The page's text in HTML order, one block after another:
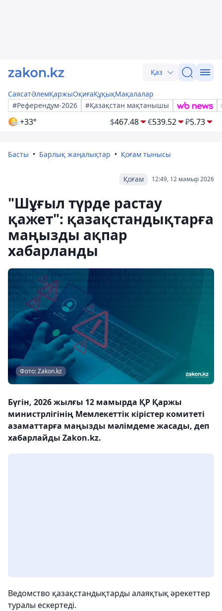
Қаз
СаясатӘлемҚаржыОқиғаҚұқықМақалалар
#Референдум-2026
#Қазақстан мақтанышы
+33° $467.48 €539.52 ₽5.73
Басты Барлық жаңалықтар Қоғам тынысы
12:49, 12 мамыр 2026
Қоғам
"Шұғыл түрде растау
қажет": қазақстандықтарға
маңызды ақпар
хабарланды
Фото: Zakon.kz
Бүгін, 2026 жылғы 12 мамырда ҚР Қаржы
министрлігінің Мемлекеттік кірістер комитеті
азаматтарға маңызды мәлімдеме жасады, деп
хабарлайды Zakon.kz.
Ведомство қазақстандықтарды алаяқтық әрекеттер
туралы ескертеді.